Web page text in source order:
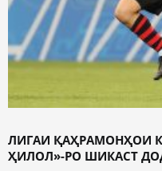
ЛИГАИ ҚАҲРАМОНҲОИ
ҲИЛОЛ»-РО ШИКАСТ